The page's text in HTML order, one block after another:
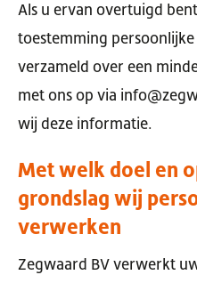
Als u ervan overtuigd
toestemming
verzameld over een
met ons op via
wij deze informatie.
Met welk doel en
grondslag wij
verwerken
Zegwaard BV verwerkt